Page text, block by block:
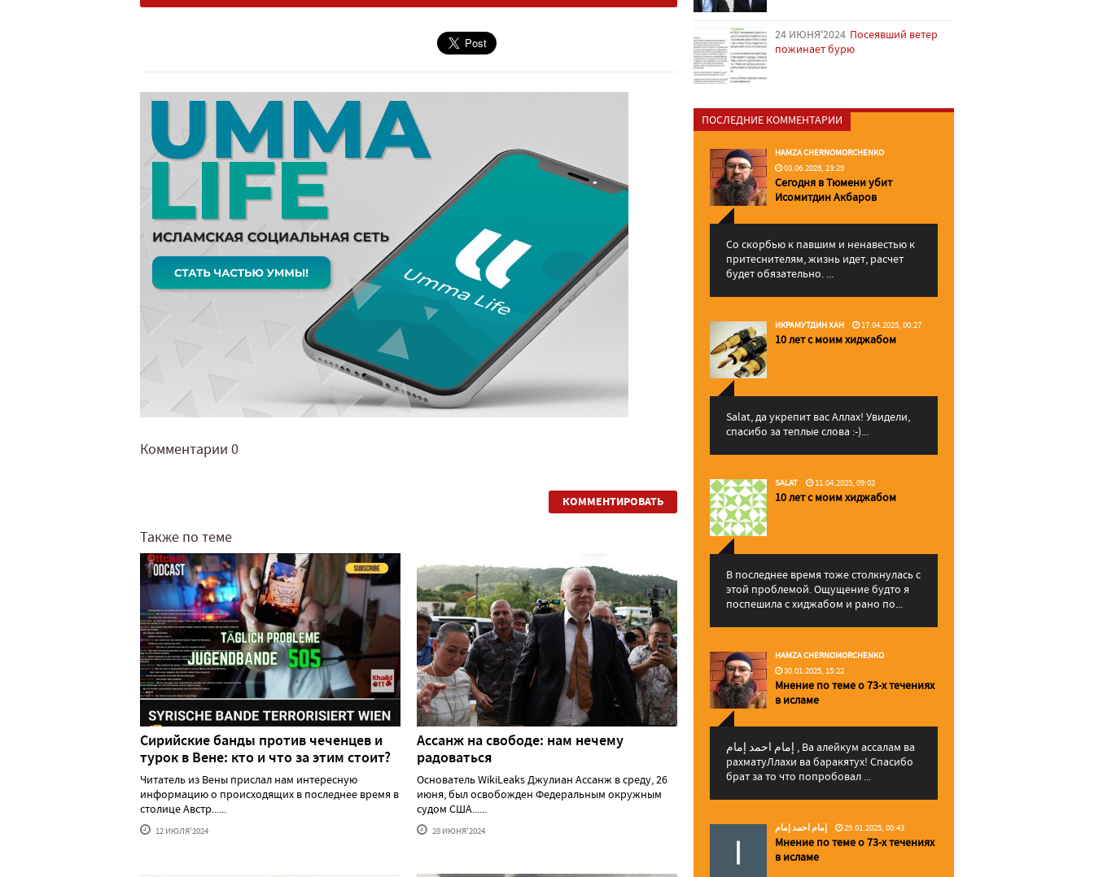
Комментарии 0
КОММЕНТИРОВАТЬ
Также по теме
Сирийские банды против чеченцев и
турок в Вене: кто и что за этим стоит?
Читатель из Вены прислал нам интересную
информацию о происходящих в последнее время в
столице Австр......
12 ИЮЛЯ'2024
Ассанж на свободе: нам нечему
радоваться
Основатель WikiLeaks Джулиан Ассанж в среду, 26
июня, был освобожден Федеральным окружным
судом США......
28 ИЮНЯ'2024
24 ИЮНЯ'2024 Посеявший ветер
пожинает бурю
ПОСЛЕДНИЕ КОММЕНТАРИИ
HAMZA CHERNOMORCHENKO
03.06.2026, 23:29
Сегодня в Тюмени убит
Исомитдин Акбаров
Со скорбью к павшим и ненавестью к
притеснителям, жизнь идет, расчет
будет обязательно. ...
ИКРАМУТДИН ХАН 17.04.2025, 00:27
10 лет с моим хиджабом
Salat, да укрепит вас Аллаx! Увидели,
спасибо за теплые слова :-)...
SALAT 11.04.2025, 09:02
10 лет с моим хиджабом
В последнее время тоже столкнулась с
этой проблемой. Ощущение будто я
поспешила с хиджабом и рано по...
HAMZA CHERNOMORCHENKO
30.01.2025, 15:22
Мнение по теме о 73-х течениях
в исламе
إمام احمد إمام , Ва алейкум ассалам ва
рахматуЛлахи ва баракятух! Спасибо
брат за то что попробовал ...
إمام احمد إمام 29.01.2025, 00:43
Мнение по теме о 73-х течениях
в исламе